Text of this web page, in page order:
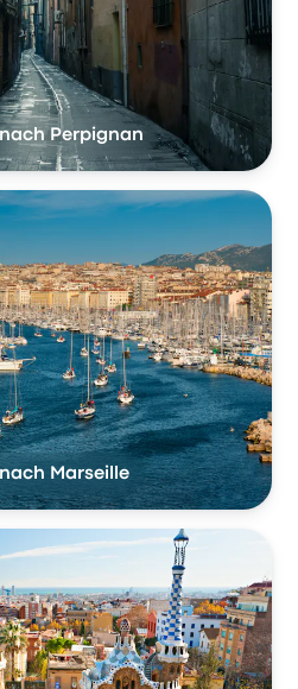
Perpignan
Marseille